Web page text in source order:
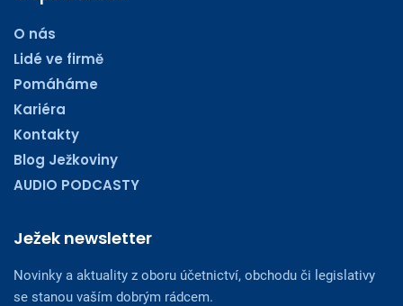
O nás
Lidé ve firmě
Pomáháme
Kariéra
Kontakty
Blog Ježkoviny
AUDIO PODCASTY
Ježek newsletter
Novinky a aktuality z oboru účetnictví, obchodu či legislativy
se stanou vaším dobrým rádcem.